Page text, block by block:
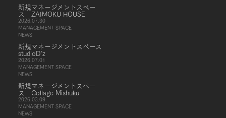
新規マネージメントスペー
ス ZAIMOKU HOUSE
2026.07.30
MANAGEMENT SPACE
NEWS
新規マネージメントスペース
studioD’z
2026.07.01
MANAGEMENT SPACE
NEWS
新規マネージメントスペー
ス Collage Mishuku
2026.03.09
MANAGEMENT SPACE
NEWS